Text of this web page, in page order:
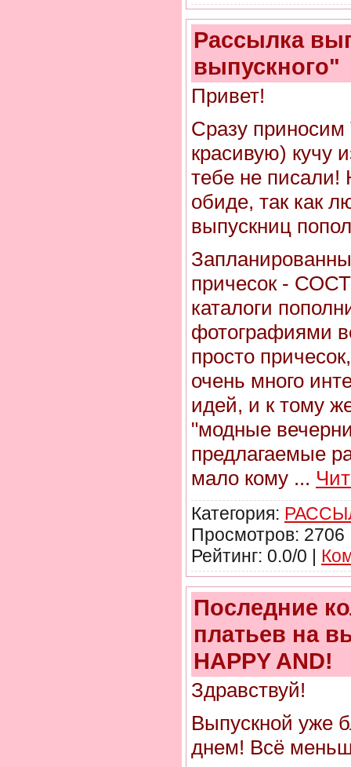
Рассылка
выпускного"
Привет!
Сразу
красивую) кучу
тебе не
обиде, так как
выпускниц
причесок -
каталоги
фотографиями
просто
очень много
идей, и к тому
"модные
предлагаемые
мало кому ...
Категория:
Просмотров:
Рейтинг: 0.0/0 |
Последние
платьев на
HAPPY AND!
Здравствуй!
Выпускной уже
днем! Всё